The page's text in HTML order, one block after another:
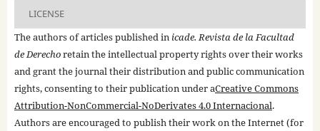
LICENSE
The authors of articles published in icade. Revista de la Facultad
de Derechoretain the intellectual property rights over their works
and grant the journal their distribution and public communication
rights, consenting to their publication under aCreative Commons
Attribution-NonCommercial-NoDerivates 4.0 Internacional.
Authors are encouraged to publish their work on the Internet (for